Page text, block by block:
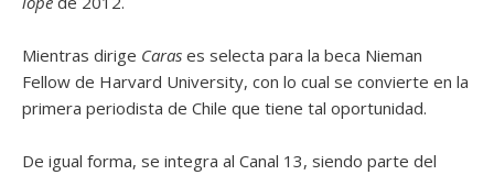
Mientras dirige Caras es selecta para la beca Nieman
Fellow de Harvard University, con lo cual se convierte en la
primera periodista de Chile que tiene tal oportunidad.
De igual forma, se integra al Canal 13, siendo parte del